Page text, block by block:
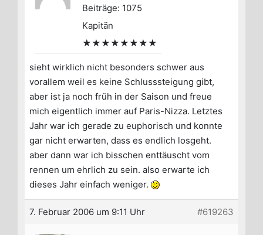
Beiträge: 1075
Kapitän
★★★★★★★★
sieht wirklich nicht besonders schwer aus
vorallem weil es keine Schlusssteigung gibt,
aber ist ja noch früh in der Saison und freue
mich eigentlich immer auf Paris-Nizza. Letztes
Jahr war ich gerade zu euphorisch und konnte
gar nicht erwarten, dass es endlich losgeht.
aber dann war ich bisschen enttäuscht vom
rennen um ehrlich zu sein. also erwarte ich
dieses Jahr einfach weniger.
7. Februar 2006 um 9:11 Uhr #619263